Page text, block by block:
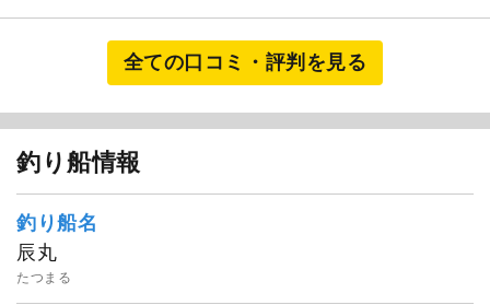
全ての口コミ・評判を見る
釣り船情報
釣り船名
辰丸
たつまる